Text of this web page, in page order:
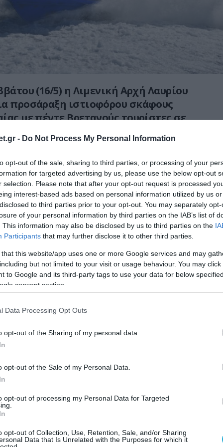
- Do Not Process My Personal Information
opt-out of the sale, sharing to third parties, or processing of your
for targeted advertising by us, please use the below opt-out
selection. Please note that after your opt-out request is processed
interest-based ads based on personal information utilized by us
to third parties prior to your opt-out. You may separately
of your personal information by third parties on the IAB’s list of
This information may also be disclosed by us to third parties on the
Participants that may further disclose it to other third parties.
that this website/app uses one or more Google services and may
but not limited to your visit or usage behaviour. You may
to Google and its third-party tags to use your data for below
consent section.
Data Processing Opt Outs
opt-out of the Sharing of my personal data.
opt-out of the Sale of my Personal Data.
opt-out of processing my Personal Data for Targeted
opt-out of Collection, Use, Retention, Sale, and/or Sharing
Data that Is Unrelated with the Purposes for which it
(16/5) η Λιμενική Αρχή Λαυρίου
προσάραξη ιστιοφόρου σκάφους
με πέντε Βρετανούς τουρίστες σε
στο λιμάνι του Λαυρίου.
προκλήθηκε ελεγχόμενη εισροή
ελαφρύς τραυματισμός μίας εκ των
μετέβη στο Κέντρο Υγείας Λαυρίου και
Νοσοκομείο Αθηνών «ΚΑΡΓΙΑΛΕΝΕΙΟ
όπου εξήλθε αυθημερόν.
Λαυρίου, που διενεργεί την
ο απόπλους του ιστιοφόρου
παρακολουθεί, ενώ παράλληλα κινήθηκε η
διοικητικών κυρώσεων για την μη